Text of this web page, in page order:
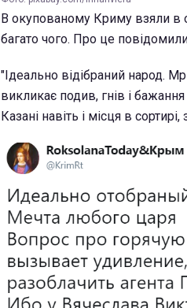
В окупованому Криму взяли в
багато чого. Про це
"Ідеально відібраний народ.
викликає подив, гнів і
Казані навіть і місця в